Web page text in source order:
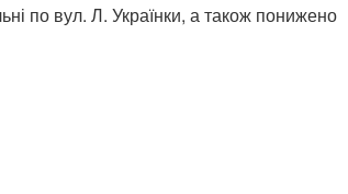
по вул. Л. Українки, а також понижено